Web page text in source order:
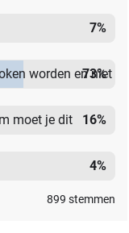
7%
worden en niet
73%
moet je dit
16%
4%
899 stemmen